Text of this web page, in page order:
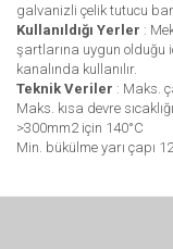
galvanizli çelik tutucu
Kullanıldığı Yerler :
şartlarına uygun olduğu
kanalında kullanılır.
Teknik Veriler : Maks.
Maks. kısa devre
>300mm2 için 140°C
Min. bükülme yarı çapı